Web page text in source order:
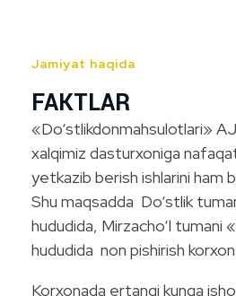
Jamiyat haqida
FAKTLAR
«Do‘stlikdonmahsulotlari»
xalqimiz dasturxoniga
yetkazib berish ishlarini ham
Shu maqsadda Do‘stlik
hududida, Mirzacho‘l tumani
hududida non pishirish
Korxonada ertangi kunga